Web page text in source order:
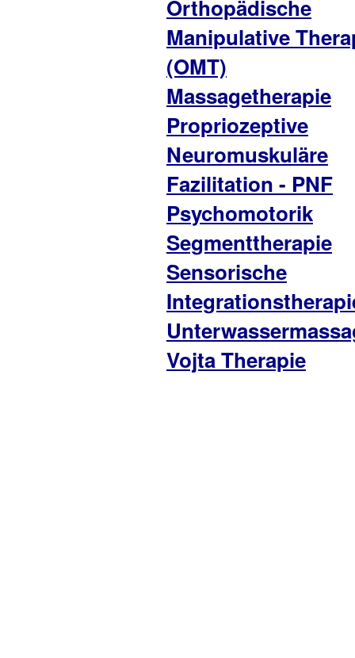
Orthopädische
Manipulative
(OMT)
Massagetherapie
Propriozeptive
Neuromuskuläre
Fazilitation - PNF
Psychomotorik
Segmenttherapie
Sensorische
Vojta Therapie